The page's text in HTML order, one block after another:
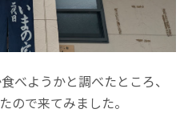
べようかと調べたところ、
ので来てみました。